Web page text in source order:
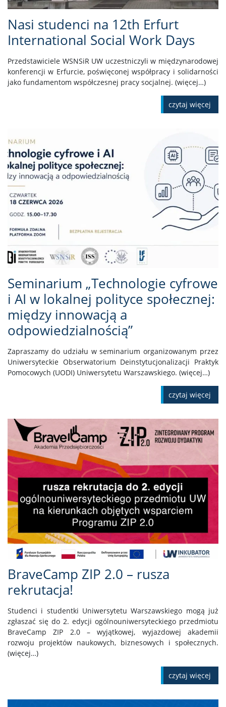
Nasi studenci na 12th Erfurt
International Social Work Days
Przedstawiciele WSNSiR UW uczestniczyli w międzynarodowej
konferencji w Erfurcie, poświęconej współpracy i solidarności
jako fundamentom współczesnej pracy socjalnej. (więcej…)
czytaj więcej
Seminarium „Technologie cyfrowe
i AI w lokalnej polityce społecznej:
między innowacją a
odpowiedzialnością”
Zapraszamy do udziału w seminarium organizowanym przez
Uniwersyteckie Obserwatorium Deinstytucjonalizacji Praktyk
Pomocowych (UODI) Uniwersytetu Warszawskiego. (więcej…)
czytaj więcej
BraveCamp ZIP 2.0 – rusza
rekrutacja!
Studenci i studentki Uniwersytetu Warszawskiego mogą już
zgłaszać się do 2. edycji ogólnouniwersyteckiego przedmiotu
BraveCamp ZIP 2.0 – wyjątkowej, wyjazdowej akademii
rozwoju projektów naukowych, biznesowych i społecznych.
(więcej…)
czytaj więcej